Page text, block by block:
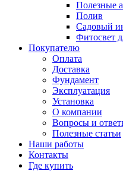
Полезные
Полив
Садовый
Фитосвет
Покупателю
Оплата
Доставка
Фундамент
Эксплуатация
Установка
О компании
Вопросы и
Полезные статьи
Наши работы
Контакты
Где купить